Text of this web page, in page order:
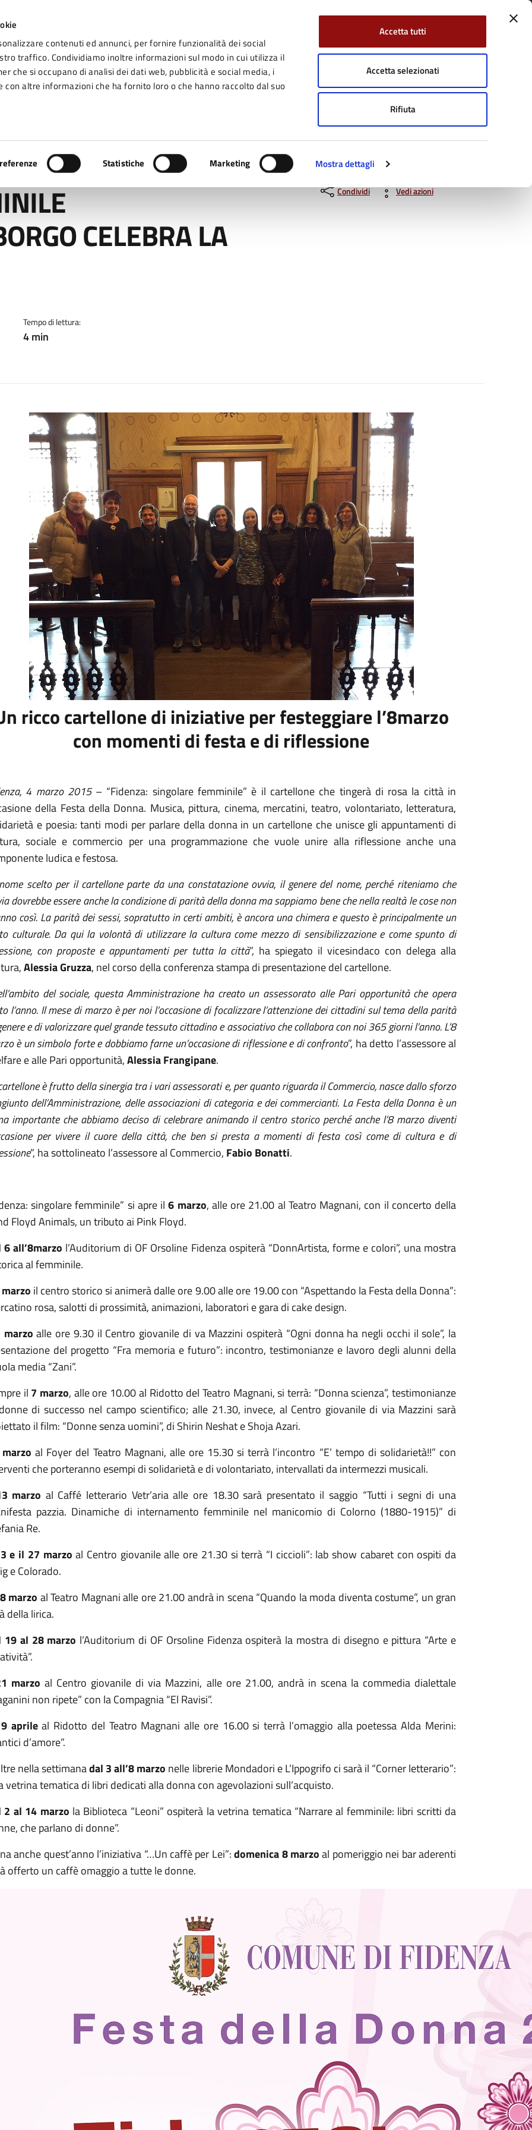
contenuti ed annunci, per fornire funzionalità dei social
traffico. Condividiamo inoltre informazioni sul modo in cui utilizza il
che si occupano di analisi dei dati web, pubblicità e social media, i
altre informazioni che ha fornito loro o che hanno raccolto dal suo
Statistiche Marketing Mostra dettagli
Accetta tutti
Accetta selezionati
Rifiuta
di Fidenza
Seguici su: TwitterYouTube Cerca:
Tutti gli argomenti
E BORGO CELEBRA LA DONNA
CELEBRA LA
Tempo di lettura:
4 min
Condividi Vedi azioni
ricco cartellone di iniziative per festeggiare l’8marzo
con momenti di festa e di riflessione
4 marzo 2015– “Fidenza: singolare femminile” è il cartellone che tingerà di rosa la città in
della Festa della Donna. Musica, pittura, cinema, mercatini, teatro, volontariato, letteratura,
e poesia: tanti modi per parlare della donna in un cartellone che unisce gli appuntamenti di
sociale e commercio per una programmazione che vuole unire alla riflessione anche una
ludica e festosa.
scelto per il cartellone parte da una constatazione ovvia, il genere del nome, perché riteniamo che
dovrebbe essere anche la condizione di parità della donna ma sappiamo bene che nella realtà le cose non
così. La parità dei sessi, sopratutto in certi ambiti, è ancora una chimera e questo è principalmente un
culturale. Da qui la volontà di utilizzare la cultura come mezzo di sensibilizzazione e come spunto di
con proposte e appuntamenti per tutta la città”, ha spiegato il vicesindaco con delega alla
Alessia Gruzza, nel corso della conferenza stampa di presentazione del cartellone.
del sociale, questa Amministrazione ha creato un assessorato alle Pari opportunità che opera
l’anno. Il mese di marzo è per noi l’occasione di focalizzare l’attenzione dei cittadini sul tema della parità
e di valorizzare quel grande tessuto cittadino e associativo che collabora con noi 365 giorni l’anno. L’8
è un simbolo forte e dobbiamo farne un’occasione di riflessione e di confronto”, ha detto l’assessore al
e alle Pari opportunità,Alessia Frangipane.
è frutto della sinergia tra i vari assessorati e, per quanto riguarda il Commercio, nasce dallo sforzo
dell’Amministrazione, delle associazioni di categoria e dei commercianti. La Festa della Donna è un
importante che abbiamo deciso di celebrare animando il centro storico perché anche l’8 marzo diventi
per vivere il cuore della città, che ben si presta a momenti di festa così come di cultura e di
”, ha sottolineato l’assessore al Commercio, Fabio Bonatti.
singolare femminile” si apre il6 marzo, alle ore 21.00 al Teatro Magnani, con il concerto della
Floyd Animals, un tributo ai Pink Floyd.
6 all’8marzo l’Auditorium di OF Orsoline Fidenza ospiterà “DonnArtista, forme e colori”, una mostra
al femminile.
il centro storico si animerà dalle ore 9.00 alle ore 19.00 con “Aspettando la Festa della Donna”:
rosa, salotti di prossimità, animazioni, laboratori e gara di cake design.
marzoalle ore 9.30 il Centro giovanile di va Mazzini ospiterà “Ogni donna ha negli occhi il sole”, la
del progetto “Fra memoria e futuro”: incontro, testimonianze e lavoro degli alunni della
media “Zani”.
il 7 marzo, alle ore 10.00 al Ridotto del Teatro Magnani, si terrà: “Donna scienza”, testimonianze
di successo nel campo scientifico; alle 21.30, invece, al Centro giovanile di via Mazzini sarà
il film: “Donne senza uomini”, di Shirin Neshat e Shoja Azari.
al Foyer del Teatro Magnani, alle ore 15.30 si terrà l’incontro “E’ tempo di solidarietà!!” con
che porteranno esempi di solidarietà e di volontariato, intervallati da intermezzi musicali.
marzo al Caffé letterario Vetr’aria alle ore 18.30 sarà presentato il saggio “Tutti i segni di una
pazzia. Dinamiche di internamento femminile nel manicomio di Colorno (1880-1915)” di
Re.
e il 27 marzo al Centro giovanile alle ore 21.30 si terrà “I ciccioli”: lab show cabaret con ospiti da
e Colorado.
marzo al Teatro Magnani alle ore 21.00 andrà in scena “Quando la moda diventa costume”, un gran
della lirica.
19 al 28 marzo l’Auditorium di OF Orsoline Fidenza ospiterà la mostra di disegno e pittura “Arte e
marzo al Centro giovanile di via Mazzini, alle ore 21.00, andrà in scena la commedia dialettale
non ripete” con la Compagnia “El Ravisi”.
aprileal Ridotto del Teatro Magnani alle ore 16.00 si terrà l’omaggio alla poetessa Alda Merini:
d’amore”.
nella settimanadal 3 all’8 marzo nelle librerie Mondadori e L’Ippogrifo ci sarà il “Corner letterario”:
vetrina tematica di libri dedicati alla donna con agevolazioni sull’acquisto.
2 al 14 marzo la Biblioteca “Leoni” ospiterà la vetrina tematica “Narrare al femminile: libri scritti da
che parlano di donne”.
anche quest’anno l’iniziativa “…Un caffè per Lei”:domenica 8 marzoal pomeriggio nei bar aderenti
offerto un caffè omaggio a tutte le donne.